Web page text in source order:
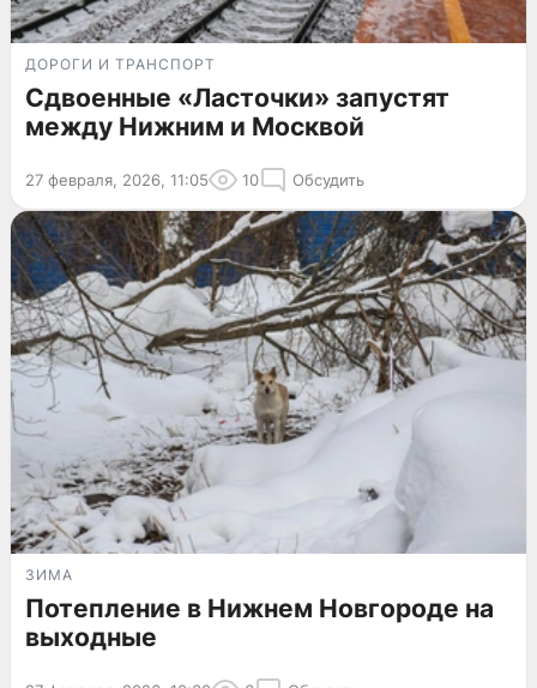
ДОРОГИ И ТРАНСПОРТ
Сдвоенные «Ласточки» запустят
между Нижним и Москвой
27 февраля, 2026, 11:05 10 Обсудить
ЗИМА
Потепление в Нижнем Новгороде на
выходные